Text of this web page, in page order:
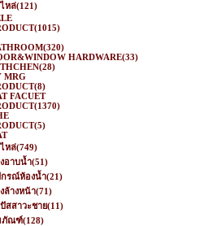
หล่(121)
(1015)
(320)
HARDWARE(33)
(28)
MRG
(8)
FACUET
(1370)
(5)
หล่(749)
อาบน้ำ(51)
กรณ์ห้องน้ำ(21)
ล้างหน้า(71)
สสาวะชาย(11)
ภัณฑ์(128)